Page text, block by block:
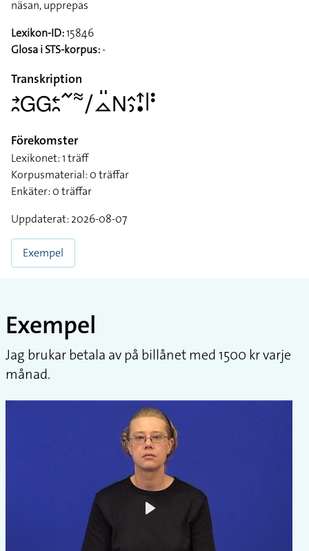
näsan, upprepas
Lexikon-ID:15846
Glosa i STS-korpus:-
Transkription
􌥔􌥘􌤦􌤦􌥓􌥘􌥨􌦇􌥠􌤼􌤺􌥌􌤵􌤶􌦃􌥡􌥼􌥻
Förekomster
Lexikonet: 1 träff
Korpusmaterial: 0 träffar
Enkäter: 0 träffar
Uppdaterat: 2026-08-07
Exempel
Exempel
Jag brukar betala av på billånet med 1500 kr varje
månad.